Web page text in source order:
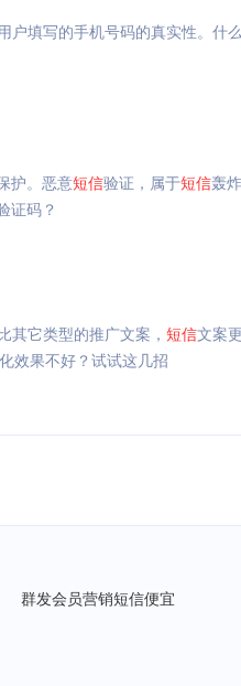
户填写的手机号码的真实性。什
护。恶意短信验证，属于短信轰
证码？
其它类型的推广文案， 短信文案
效果不好？试试这几招
群发会员营销短信便宜